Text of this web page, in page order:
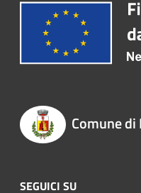
Comune di
SEGUICI SU